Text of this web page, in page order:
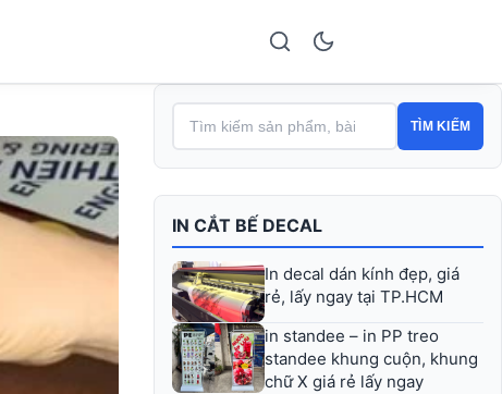
TÌM KIẾM
IN CẮT BẾ DECAL
In decal dán kính đẹp, giá
rẻ, lấy ngay tại TP.HCM
in standee – in PP treo
standee khung cuộn, khung
chữ X giá rẻ lấy ngay